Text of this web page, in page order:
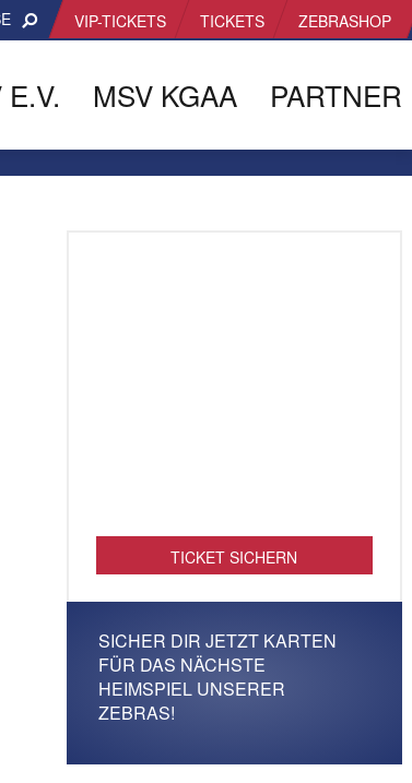
VIP-TICKETS TICKETS ZEBRASHOP
E.V. MSV KGAA PARTNER
TICKET SICHERN
SICHER DIR JETZT KARTEN
FÜR DAS NÄCHSTE
HEIMSPIEL UNSERER
ZEBRAS!